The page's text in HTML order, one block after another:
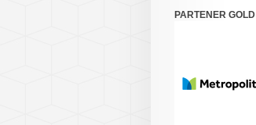
PARTENER GOLD